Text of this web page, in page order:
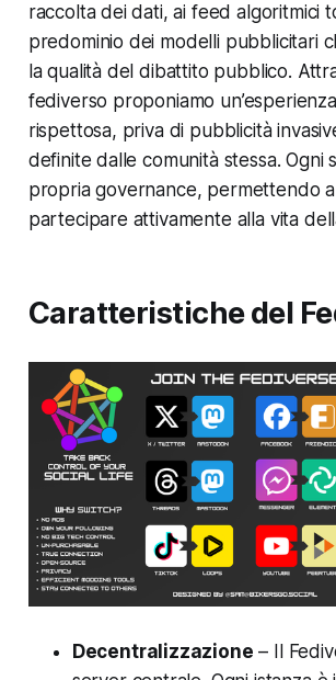
raccolta dei dati, ai feed algoritmici
predominio dei modelli pubblicitari
la qualità del dibattito pubblico.
fediverso proponiamo
rispettosa, priva di pubblicità
definite dalle comunità stessa. Ogni
propria governance, permettendo
partecipare attivamente alla vita
Caratteristiche del
Decentralizzazione – Il